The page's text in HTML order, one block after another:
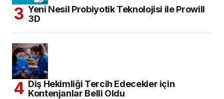
Yeni Nesil Probiyotik Teknolojisi ile Prowill
3D
Diş Hekimliği Tercih Edecekler için
Kontenjanlar Belli Oldu